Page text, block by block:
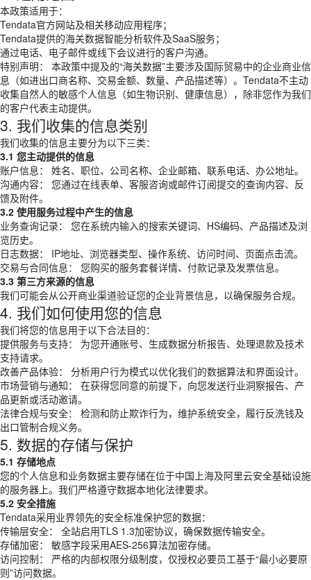
本政策适用于：
Tendata官方网站及相关移动应用程序；
Tendata提供的海关数据智能分析软件及SaaS服务；
通过电话、电子邮件或线下会议进行的客户沟通。
特别声明： 本政策中提及的“海关数据”主要涉及国际贸易中的企业商业信
息（如进出口商名称、交易金额、数量、产品描述等）。Tendata不主动
收集自然人的敏感个人信息（如生物识别、健康信息），除非您作为我们
的客户代表主动提供。
3. 我们收集的信息类别
我们收集的信息主要分为以下三类：
3.1 您主动提供的信息
账户信息： 姓名、职位、公司名称、企业邮箱、联系电话、办公地址。
沟通内容： 您通过在线表单、客服咨询或邮件订阅提交的查询内容、反
馈及附件。
3.2 使用服务过程中产生的信息
业务查询记录： 您在系统内输入的搜索关键词、HS编码、产品描述及浏
览历史。
日志数据： IP地址、浏览器类型、操作系统、访问时间、页面点击流。
交易与合同信息： 您购买的服务套餐详情、付款记录及发票信息。
3.3 第三方来源的信息
我们可能会从公开商业渠道验证您的企业背景信息，以确保服务合规。
4. 我们如何使用您的信息
我们将您的信息用于以下合法目的：
提供服务与支持： 为您开通账号、生成数据分析报告、处理退款及技术
支持请求。
改善产品体验： 分析用户行为模式以优化我们的数据算法和界面设计。
市场营销与通知： 在获得您同意的前提下，向您发送行业洞察报告、产
品更新或活动邀请。
法律合规与安全： 检测和防止欺诈行为，维护系统安全，履行反洗钱及
出口管制合规义务。
5. 数据的存储与保护
5.1 存储地点
您的个人信息和业务数据主要存储在位于中国上海及阿里云安全基础设施
的服务器上。我们严格遵守数据本地化法律要求。
5.2 安全措施
Tendata采用业界领先的安全标准保护您的数据：
传输层安全： 全站启用TLS 1.3加密协议，确保数据传输安全。
存储加密： 敏感字段采用AES-256算法加密存储。
访问控制： 严格的内部权限分级制度，仅授权必要员工基于“最小必要原
则”访问数据。